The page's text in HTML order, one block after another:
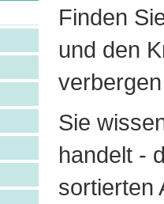
Finden
und den
Sie
handelt -
sortierten